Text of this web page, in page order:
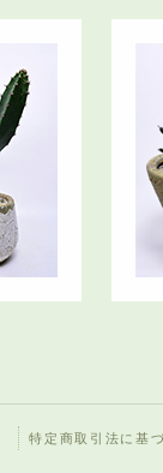
特定商取引法に基